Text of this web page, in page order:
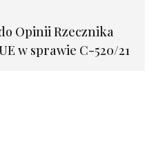
Opinii Rzecznika
w sprawie C-520/21